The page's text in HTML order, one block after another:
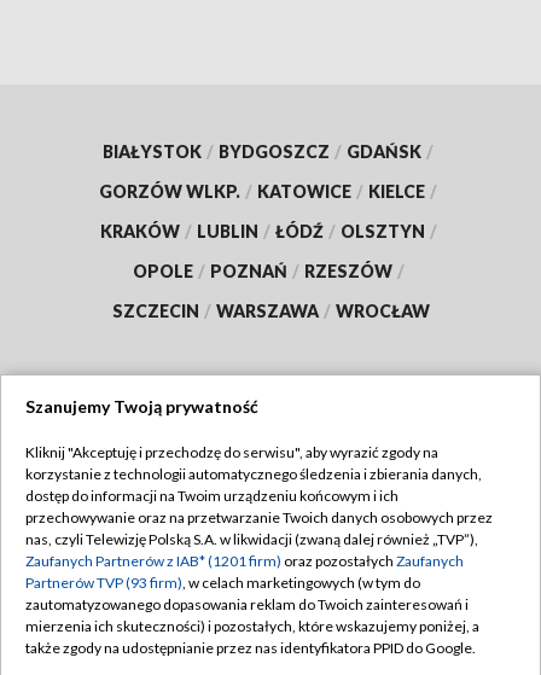
BIAŁYSTOK / BYDGOSZCZ / GDAŃSK /
GORZÓW WLKP. / KATOWICE / KIELCE /
KRAKÓW / LUBLIN / ŁÓDŹ / OLSZTYN /
OPOLE / POZNAŃ / RZESZÓW /
SZCZECIN / WARSZAWA / WROCŁAW
TVP
Abonament TVP
Emisja w TVP
Centrum informacji TVP
Naziemna Telewizja Cyfrowa
Regulamin TVP
Polityka prywatności
Moje zgody
Pomoc
Szanujemy Twoją prywatność
Kliknij "Akceptuję i przechodzę do serwisu", aby wyrazić zgody na
korzystanie z technologii automatycznego śledzenia i zbierania danych,
dostęp do informacji na Twoim urządzeniu końcowym i ich
przechowywanie oraz na przetwarzanie Twoich danych osobowych przez
nas, czyli Telewizję Polską S.A. w likwidacji (zwaną dalej również „TVP”),
Zaufanych Partnerów z IAB* (1201 firm) oraz pozostałych Zaufanych
Partnerów TVP (93 firm), w celach marketingowych (w tym do
zautomatyzowanego dopasowania reklam do Twoich zainteresowań i
mierzenia ich skuteczności) i pozostałych, które wskazujemy poniżej, a
także zgody na udostępnianie przez nas identyfikatora PPID do Google.